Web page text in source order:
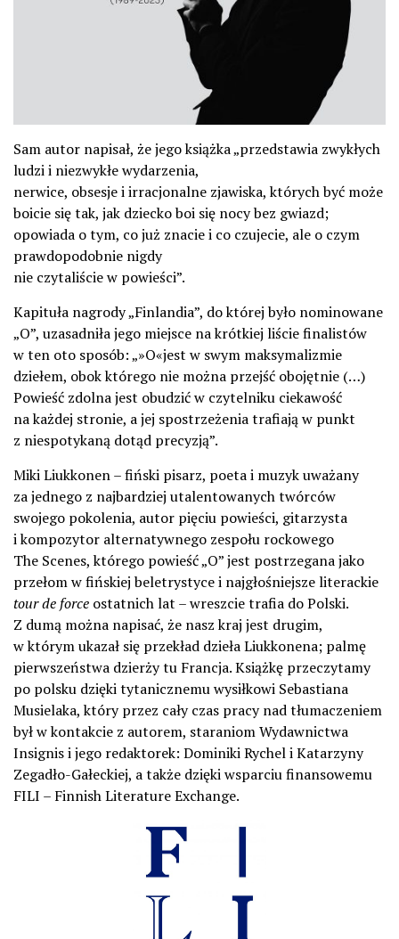
Sam autor napisał, że jego książka „przedstawia zwykłych
ludzi i niezwykłe wydarzenia,
nerwice, obsesje i irracjonalne zjawiska, których być może
boicie się tak, jak dziecko boi się nocy bez gwiazd;
opowiada o tym, co już znacie i co czujecie, ale o czym
prawdopodobnie nigdy
nie czytaliście w powieści”.
Kapituła nagrody „Finlandia”, do której było nominowane
„O”, uzasadniła jego miejsce na krótkiej liście finalistów
w ten oto sposób: „»O«jest w swym maksymalizmie
dziełem, obok którego nie można przejść obojętnie (…)
Powieść zdolna jest obudzić w czytelniku ciekawość
na każdej stronie, a jej spostrzeżenia trafiają w punkt
z niespotykaną dotąd precyzją”.
Miki Liukkonen – fiński pisarz, poeta i muzyk uważany
za jednego z najbardziej utalentowanych twórców
swojego pokolenia, autor pięciu powieści, gitarzysta
i kompozytor alternatywnego zespołu rockowego
The Scenes, którego powieść „O” jest postrzegana jako
przełom w fińskiej beletrystyce i najgłośniejsze literackie
tour de force ostatnich lat – wreszcie trafia do Polski.
Z dumą można napisać, że nasz kraj jest drugim,
w którym ukazał się przekład dzieła Liukkonena; palmę
pierwszeństwa dzierży tu Francja. Książkę przeczytamy
po polsku dzięki tytanicznemu wysiłkowi Sebastiana
Musielaka, który przez cały czas pracy nad tłumaczeniem
był w kontakcie z autorem, staraniom Wydawnictwa
Insignis i jego redaktorek: Dominiki Rychel i Katarzyny
Zegadło-Gałeckiej, a także dzięki wsparciu finansowemu
FILI – Finnish Literature Exchange.